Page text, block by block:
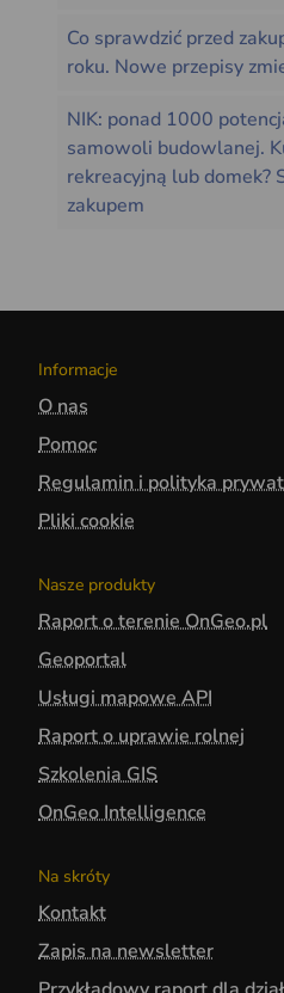
Co sprawdzić przed
roku. Nowe przepisy
NIK: ponad 1000
samowoli budowlanej.
rekreacyjną lub domek?
zakupem
Informacje
O nas
Pomoc
Regulamin i polityka
Pliki cookie
Nasze produkty
Raport o terenie OnGeo.pl
Geoportal
Usługi mapowe API
Raport o uprawie rolnej
Szkolenia GIS
OnGeo Intelligence
Na skróty
Kontakt
Zapis na newsletter